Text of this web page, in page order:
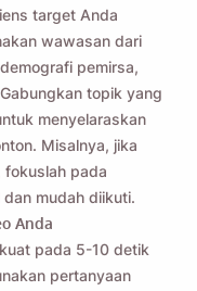
target Anda
wawasan dari
pemirsa,
topik yang
menyelaraskan
Misalnya, jika
fokuslah pada
mudah diikuti.
Anda
pada 5-10 detik
pertanyaan